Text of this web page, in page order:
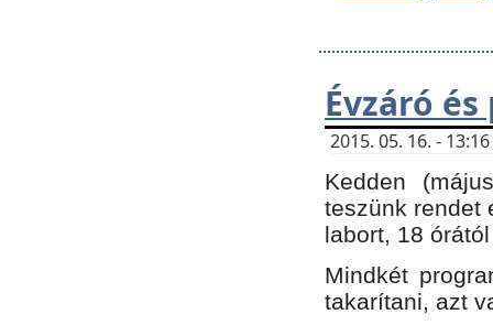
Évzáró
2015. 05. 16. -
Kedden
teszünk rendet
labort, 18
Mindkét
takarítani, azt